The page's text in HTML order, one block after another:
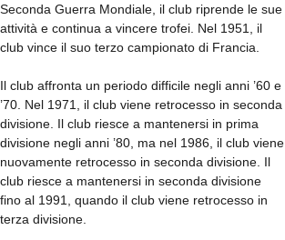
Seconda Guerra Mondiale, il club riprende le sue
attività e continua a vincere trofei. Nel 1951, il
club vince il suo terzo campionato di Francia.
Il club affronta un periodo difficile negli anni ’60 e
’70. Nel 1971, il club viene retrocesso in seconda
divisione. Il club riesce a mantenersi in prima
divisione negli anni ’80, ma nel 1986, il club viene
nuovamente retrocesso in seconda divisione. Il
club riesce a mantenersi in seconda divisione
fino al 1991, quando il club viene retrocesso in
terza divisione.